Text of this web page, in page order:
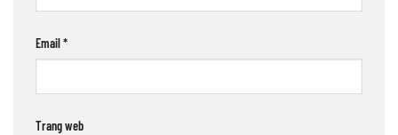
Email*
Trang web